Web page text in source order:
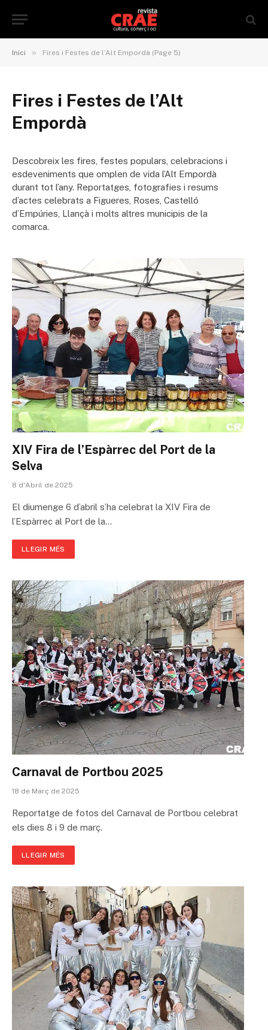
Inici » Fires i Festes de l’Alt Empordà (Page 5)
Fires i Festes de l’Alt
Empordà
Descobreix les fires, festes populars, celebracions i
esdeveniments que omplen de vida l’Alt Empordà
durant tot l’any. Reportatges, fotografies i resums
d’actes celebrats a Figueres, Roses, Castelló
d’Empúries, Llançà i molts altres municipis de la
comarca.
XIV Fira de l’Espàrrec del Port de la
Selva
8 d'Abril de 2025
El diumenge 6 d’abril s’ha celebrat la XIV Fira de
l’Espàrrec al Port de la…
LLEGIR MÉS
Carnaval de Portbou 2025
18 de Març de 2025
Reportatge de fotos del Carnaval de Portbou celebrat
els dies 8 i 9 de març.
LLEGIR MÉS